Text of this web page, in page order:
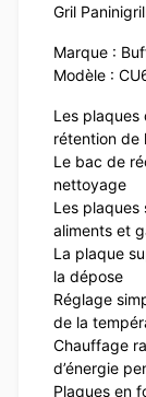
Gril
Marque :
Modèle :
Les plaques
rétention de
Le bac de
nettoyage
Les plaques
aliments et
La plaque
la dépose
Réglage
de la
Chauffage
d’énergie
Plaques en